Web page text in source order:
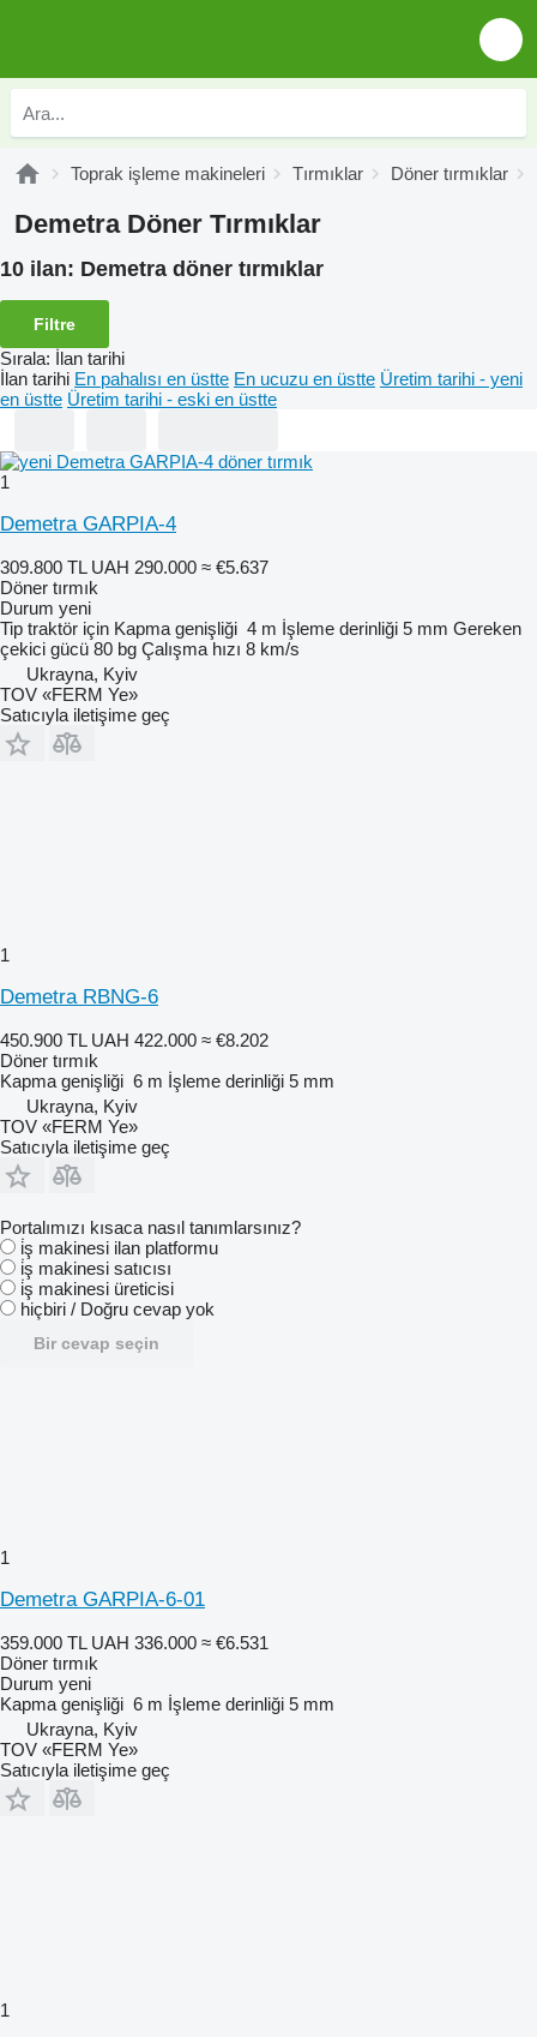
Toprak işleme makineleri Tırmıklar Döner tırmıklar
Demetra Döner Tırmıklar
10 ilan: Demetra döner tırmıklar
Filtre
Sırala: İlan tarihi
İlan tarihi En pahalısı en üstte En ucuzu en üstte Üretim tarihi - yeni
en üstte Üretim tarihi - eski en üstte
1
Demetra GARPIA-4
309.800 TL UAH 290.000 ≈ €5.637
Döner tırmık
Durum yeni
Tip traktör için Kapma genişliği 4 m İşleme derinliği 5 mm Gereken
çekici gücü 80 bg Çalışma hızı 8 km/s
Ukrayna, Kyiv
TOV «FERM Ye»
Satıcıyla iletişime geç
1
Demetra RBNG-6
450.900 TL UAH 422.000 ≈ €8.202
Döner tırmık
Kapma genişliği 6 m İşleme derinliği 5 mm
Ukrayna, Kyiv
TOV «FERM Ye»
Satıcıyla iletişime geç
Portalımızı kısaca nasıl tanımlarsınız?
i̇ş makinesi ilan platformu
i̇ş makinesi satıcısı
i̇ş makinesi üreticisi
hiçbiri / Doğru cevap yok
Bir cevap seçin
1
Demetra GARPIA-6-01
359.000 TL UAH 336.000 ≈ €6.531
Döner tırmık
Durum yeni
Kapma genişliği 6 m İşleme derinliği 5 mm
Ukrayna, Kyiv
TOV «FERM Ye»
Satıcıyla iletişime geç
1